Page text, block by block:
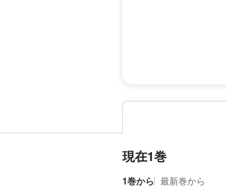
現在1巻
1巻から 最新巻から